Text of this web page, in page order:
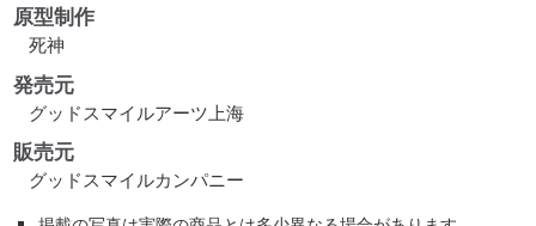
原型制作
死神
発売元
グッドスマイルアーツ上海
販売元
グッドスマイルカンパニー